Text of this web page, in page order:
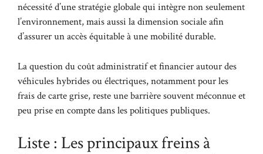
nécessité d’une stratégie globale qui intègre non seulement
l’environnement, mais aussi la dimension sociale afin
d’assurer un accès équitable à une mobilité durable.
La question du coût administratif et financierautour des
véhicules hybrides ou électriques, notamment pour les
frais de carte grise, reste une barrière souvent méconnue et
peu prise en compte dans les politiques publiques.
Liste : Les principaux freins à